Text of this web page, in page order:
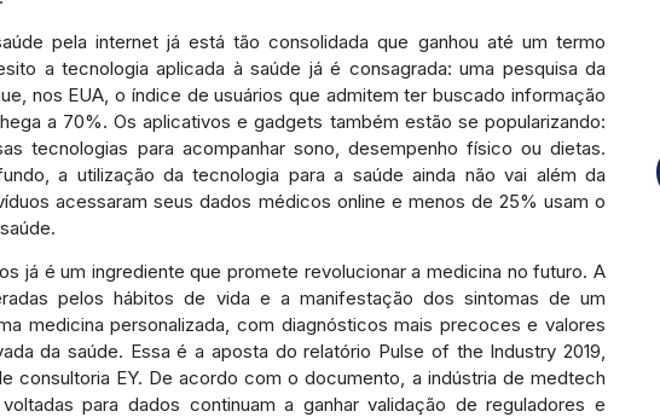
pela internet já está tão consolidada que ganhou até um termo
a tecnologia aplicada à saúde já é consagrada: uma pesquisa da
nos EUA, o índice de usuários que admitem ter buscado informação
a 70%. Os aplicativos e gadgets também estão se popularizando:
tecnologias para acompanhar sono, desempenho físico ou dietas.
a utilização da tecnologia para a saúde ainda não vai além da
acessaram seus dados médicos online e menos de 25% usam o
já é um ingrediente que promete revolucionar a medicina no futuro. A
pelos hábitos de vida e a manifestação dos sintomas de um
medicina personalizada, com diagnósticos mais precoces e valores
da saúde. Essa é a aposta do relatório Pulse of the Industry 2019,
consultoria EY. De acordo com o documento, a indústria de medtech
para dados continuam a ganhar validação de reguladores e